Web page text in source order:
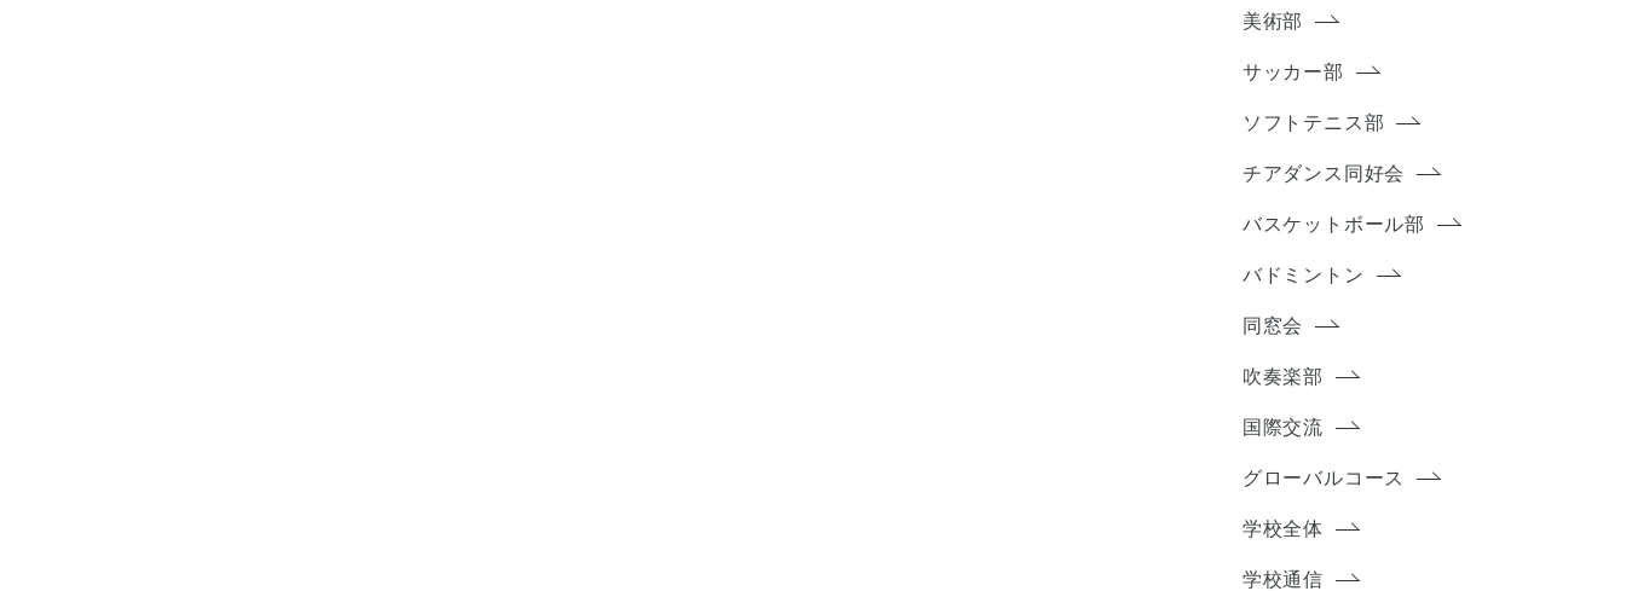
美術部
サッカー部
ソフトテニス部
チアダンス同好会
バスケットボール部
バドミントン
同窓会
吹奏楽部
国際交流
グローバルコース
学校全体
学校通信